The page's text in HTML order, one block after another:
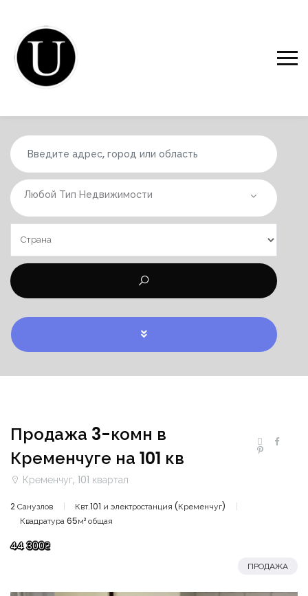
Любой Тип Недвижимости
Продажа 3-комн в
Кременчуге на 101 кв
Кременчуг, 101 квартал
2 Санузлов
Квт.101 и электростанция (Кременчуг)
Квадратура 65м² общая
44 300₴
ПРОДАЖА